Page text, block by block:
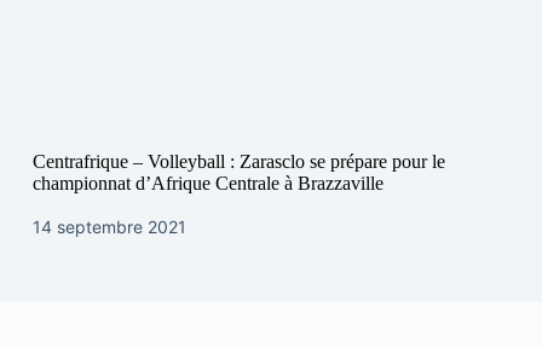
Centrafrique – Volleyball : Zarasclo se prépare pour le
championnat d’Afrique Centrale à Brazzaville
14 septembre 2021